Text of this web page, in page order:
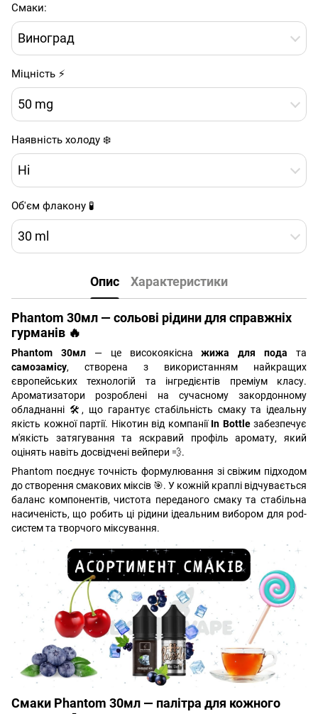
Смаки:
Виноград
Міцність ⚡
50 mg
Наявність холоду ❄️
Ні
Об'єм флакону 🧪
30 ml
Опис Характеристики
Phantom 30мл — сольові рідини для справжніх
гурманів 🔥
Phantom 30мл— це високоякіснажижа для пода та
самозамісу, створена з використанням найкращих
європейських технологій та інгредієнтів преміум класу.
Ароматизатори розроблені на сучасному закордонному
обладнанні 🛠️, що гарантує стабільність смаку та ідеальну
якість кожної партії. Нікотин від компанії In Bottleзабезпечує
м'якість затягування та яскравий профіль аромату, який
оцінять навіть досвідчені вейпери 💨.
Phantom поєднує точність формулювання зі свіжим підходом
до створення смакових міксів 🎯. У кожній краплі відчувається
баланс компонентів, чистота переданого смаку та стабільна
насиченість, що робить ці рідини ідеальним вибором для pod-
систем та творчого міксування.
Смаки Phantom 30мл — палітра для кожного